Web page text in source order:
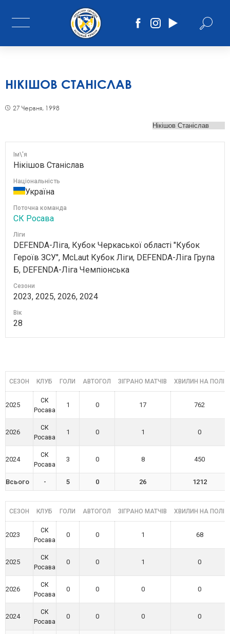
НІКІШОВ СТАНІСЛАВ
27 Червня, 1998
Ім\'я
Нікішов Станіслав
Національність
Україна
Поточна команда
СК Росава
Ліги
DEFENDA-Ліга, Кубок Черкаської області "Кубок
Героїв ЗСУ", McLaut Кубок Ліги, DEFENDA-Ліга Група
Б, DEFENDA-Ліга Чемпіонська
Сезони
2023, 2025, 2026, 2024
Вік
28
СЕЗОН КЛУБ ГОЛИ АВТОГОЛ ЗІГРАНО МАТЧІВ ХВИЛИН НА ПОЛІ
2025
СК
Росава
1 0 17 762
2026
СК
Росава
1 0 1 0
2024
СК
Росава
3 0 8 450
Всього - 5 0 26 1212
СЕЗОН КЛУБ ГОЛИ АВТОГОЛ ЗІГРАНО МАТЧІВ ХВИЛИН НА ПОЛІ
2023
СК
Росава
0 0 1 68
2025
СК
Росава
0 0 1 0
2026
СК
Росава
0 0 0 0
2024
СК
Росава
0 0 0 0